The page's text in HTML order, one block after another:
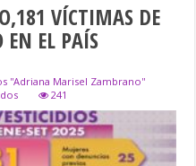
VÍCTIMAS DE
EN EL PAÍS
''Adriana Marisel Zambrano''
en
LO
QUE
VA
241